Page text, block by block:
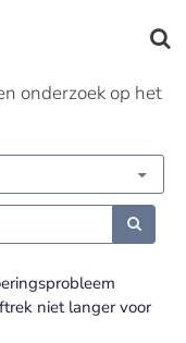
onderzoek op het
niet langer voor